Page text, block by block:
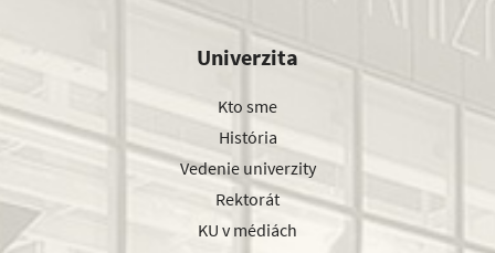
Univerzita
Kto sme
História
Vedenie univerzity
Rektorát
KU v médiách